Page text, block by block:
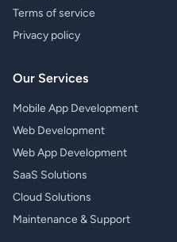
Terms of service
Privacy policy
Our Services
Mobile App Development
Web Development
Web App Development
SaaS Solutions
Cloud Solutions
Maintenance & Support